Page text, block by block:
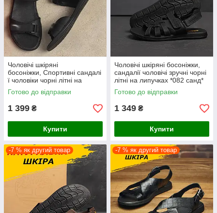
Чоловічі шкіряні
босоніжки, Спортивні сандалі
ї чоловіки чорні літні на
липучках *Р7 ч/б*
Готово до відправки
1 399 ₴
Купити
Чоловічі шкіряні босоніжки,
сандалії чоловічі зручні чорні
літні на липучках *082 санд*
Готово до відправки
1 349 ₴
Купити
-7 % як другий товар -7 % як другий товар